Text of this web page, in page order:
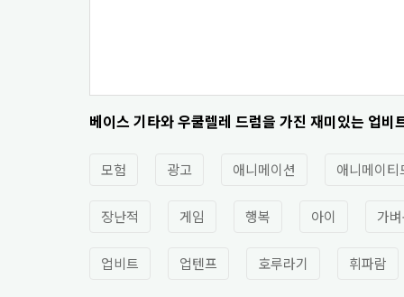
베이스 기타와 우쿨렐레 드럼을 가진 재미있는 업비
모험 광고 애니메이션 애니메이티
장난적 게임 행복 아이 가
업비트 업텐프 호루라기 휘파람